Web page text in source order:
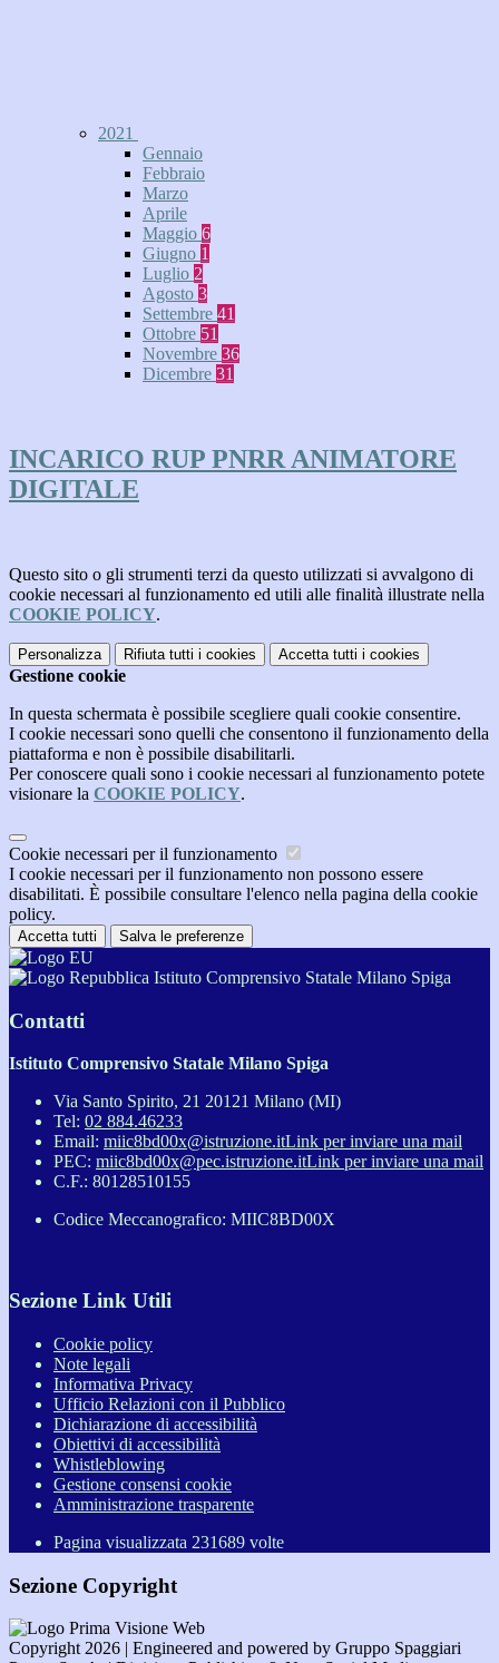
2021
Gennaio
Febbraio
Marzo
Aprile
Maggio 6
Giugno 1
Luglio 2
Agosto 3
Settembre 41
Ottobre 51
Novembre 36
Dicembre 31
INCARICO RUP PNRR ANIMATORE
DIGITALE
Questo sito o gli strumenti terzi da questo utilizzati si avvalgono di
cookie necessari al funzionamento ed utili alle finalità illustrate nella
COOKIE POLICY.
Personalizza Rifiuta tutti i cookies Accetta tutti i cookies
Gestione cookie
In questa schermata è possibile scegliere quali cookie consentire.
I cookie necessari sono quelli che consentono il funzionamento della
piattaforma e non è possibile disabilitarli.
Per conoscere quali sono i cookie necessari al funzionamento potete
visionare la COOKIE POLICY.
Cookie necessari per il funzionamento
I cookie necessari per il funzionamento non possono essere
disabilitati. È possibile consultare l'elenco nella pagina della cookie
policy.
Accetta tutti Salva le preferenze
Istituto Comprensivo Statale Milano Spiga
Contatti
Istituto Comprensivo Statale Milano Spiga
Via Santo Spirito, 21 20121 Milano (MI)
Tel: 02 884.46233
Email: miic8bd00x@istruzione.itLink per inviare una mail
PEC: miic8bd00x@pec.istruzione.itLink per inviare una mail
C.F.: 80128510155
Codice Meccanografico: MIIC8BD00X
Sezione Link Utili
Cookie policy
Note legali
Informativa Privacy
Ufficio Relazioni con il Pubblico
Dichiarazione di accessibilità
Obiettivi di accessibilità
Whistleblowing
Gestione consensi cookie
Amministrazione trasparente
Pagina visualizzata 231689 volte
Sezione Copyright
Copyright 2026 | Engineered and powered by Gruppo Spaggiari